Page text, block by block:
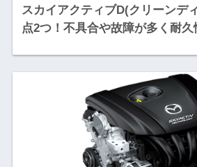
スカイアクティブD(クリーンデ
点2つ！不具合や故障が多く耐久